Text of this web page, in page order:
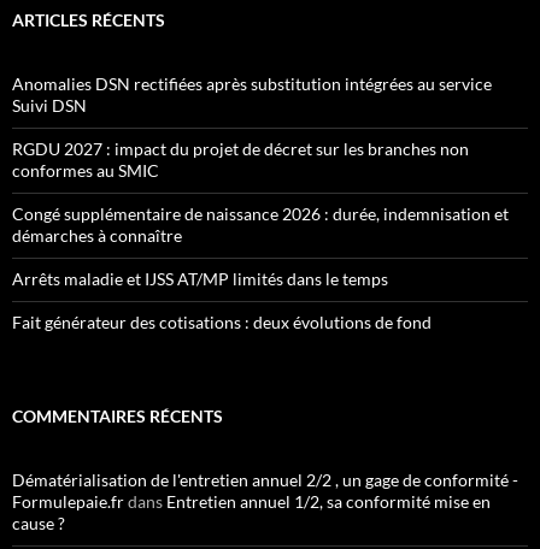
ARTICLES RÉCENTS
Anomalies DSN rectifiées après substitution intégrées au service
Suivi DSN
RGDU 2027 : impact du projet de décret sur les branches non
conformes au SMIC
Congé supplémentaire de naissance 2026 : durée, indemnisation et
démarches à connaître
Arrêts maladie et IJSS AT/MP limités dans le temps
Fait générateur des cotisations : deux évolutions de fond
COMMENTAIRES RÉCENTS
Dématérialisation de l'entretien annuel 2/2 , un gage de conformité -
Formulepaie.frdans Entretien annuel 1/2, sa conformité mise en
cause ?